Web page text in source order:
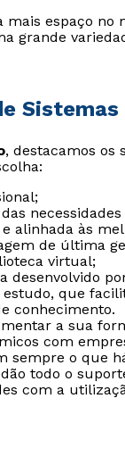
espaço
grande
, destacamos os
alinhada às
de última
virtual;
desenvolvido
que
conhecimento.
a sua
com
sempre o que
todo o
com a